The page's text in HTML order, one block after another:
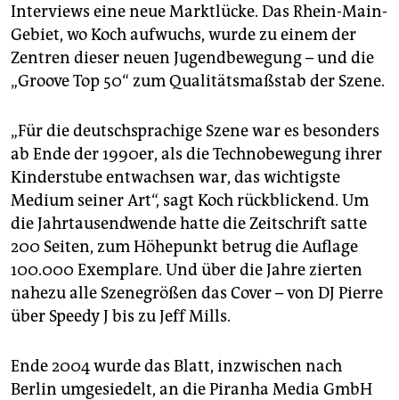
Interviews eine neue Marktlücke. Das Rhein-Main-
Gebiet, wo Koch aufwuchs, wurde zu einem der
Zentren dieser neuen Jugendbewegung – und die
„Groove Top 50“ zum Qualitätsmaßstab der Szene.
„Für die deutschsprachige Szene war es besonders
ab Ende der 1990er, als die Technobewegung ihrer
Kinderstube entwachsen war, das wichtigste
Medium seiner Art“, sagt Koch rückblickend. Um
die Jahrtausendwende hatte die Zeitschrift satte
200 Seiten, zum Höhepunkt betrug die Auflage
100.000 Exemplare. Und über die Jahre zierten
nahezu alle Szenegrößen das Cover – von DJ Pierre
über Speedy J bis zu Jeff Mills.
Ende 2004 wurde das Blatt, inzwischen nach
Berlin umgesiedelt, an die Piranha Media GmbH